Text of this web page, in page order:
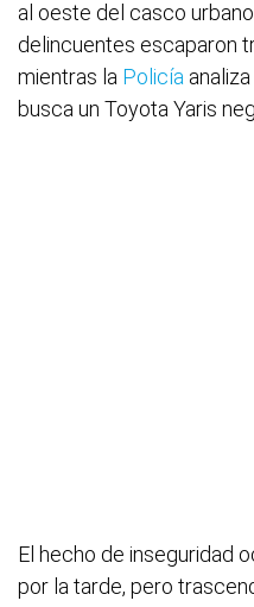
al oeste del casco
delincuentes escaparon
mientras la Policía
busca un Toyota Yaris
El hecho de inseguridad
por la tarde, pero